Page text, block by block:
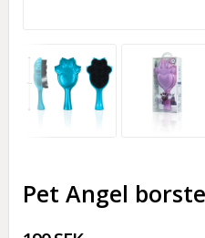
Pet Angel borste